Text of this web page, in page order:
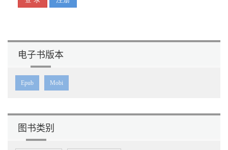
电子书版本
Epub Mobi
图书类别